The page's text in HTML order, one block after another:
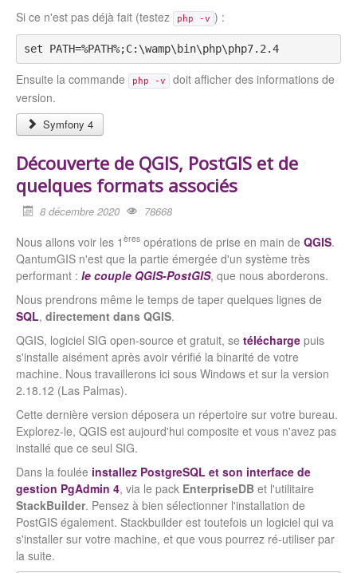
Si ce n'est pas déjà fait (testez php -v ) :
set PATH=%PATH%;C:\wamp\bin\php\php7.2.4
Ensuite la commande php -v
doit afficher des informations de
version.
Symfony 4
Découverte de QGIS, PostGIS et de
quelques formats associés
8 décembre 2020 78668
Nous allons voir les 1 ères opérations de prise en main de QGIS.
QantumGIS n'est que la partie émergée d'un système très
performant : le couple QGIS-PostGIS, que nous aborderons.
Nous prendrons même le temps de taper quelques lignes de
SQL, directement dans QGIS.
QGIS, logiciel SIG open-source et gratuit, se télécharge puis
s'installe aisément après avoir vérifié la binarité de votre
machine. Nous travaillerons ici sous Windows et sur la version
2.18.12 (Las Palmas).
Cette dernière version déposera un répertoire sur votre bureau.
Explorez-le, QGIS est aujourd'hui composite et vous n'avez pas
installé que ce seul SIG.
Dans la foulée installez PostgreSQL et son interface de
gestion PgAdmin 4, via le pack EnterpriseDB et l'utilitaire
StackBuilder. Pensez à bien sélectionner l'installation de
PostGIS également. Stackbuilder est toutefois un logiciel qui va
s'installer sur votre machine, et que vous pourrez ré-utiliser par
la suite.